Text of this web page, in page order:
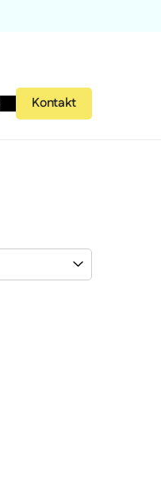
Kontakt